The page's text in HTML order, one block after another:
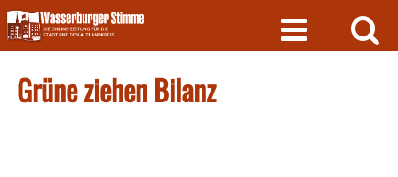
Skip
to
content
Grüne ziehen Bilanz